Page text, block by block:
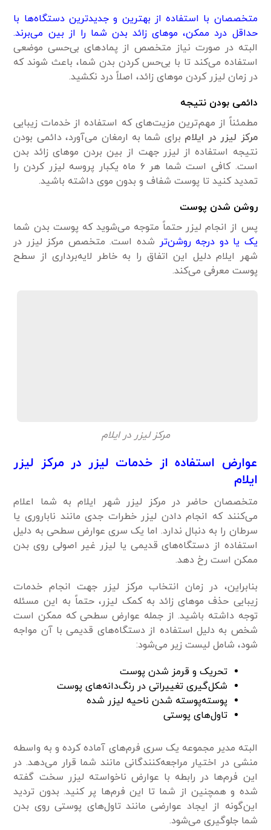
متخصصان با استفاده از بهترین و جدید‌ترین دستگاه‌ها با
حداقل درد ممکن، مو‌های زائد بدن شما را از بین می‌برند.
البته در صورت نیاز متخصص از پماد‌های بی‌حسی موضعی
استفاده می‌کند تا با بی‌حس کردن بدن شما، باعث شوند که
در زمان لیزر کردن مو‌های زائد، اصلاً درد نکشید.
دائمی بودن نتیجه
مطمئناً از مهم‌ترین مزیت‌های که استفاده از خدمات زیبایی
مرکز لیزر در ایلام برای شما به ارمغان می‌آورد، دائمی بودن
نتیجه استفاده از لیزر جهت از بین بردن مو‌های زائد بدن
است. کافی است شما هر ۶ ماه یکبار پروسه لیزر کردن را
تمدید کنید تا پوست شفاف و بدون موی داشته باشید.
روشن شدن پوست
پس از انجام لیزر حتماً متوجه می‌شوید که پوست بدن شما
یک یا دو درجه روشن‌تر شده است. متخصص مرکز لیزر در
شهر ایلام دلیل این اتفاق را به خاطر لایه‌برداری از سطح
پوست معرفی می‌کند.
مرکز لیزر در ایلام
عوارض استفاده از خدمات لیزر در مرکز لیزر
ایلام
متخصصان حاضر در مرکز لیزر شهر ایلام به شما اعلام
می‌کنند که انجام دادن لیزر خطرات جدی مانند ناباروری یا
سرطان را به دنبال ندارد. اما یک سری عوارض سطحی به دلیل
استفاده از دستگاه‌های قدیمی یا لیزر غیر اصولی روی بدن
ممکن است رخ دهد.
بنابراین، در زمان انتخاب مرکز لیزر جهت انجام خدمات
زیبایی حذف مو‌های زائد به کمک لیزر، حتماً به این مسئله
توجه داشته باشید. از جمله عوارض سطحی که ممکن است
شخص به دلیل استفاده از دستگاه‌های قدیمی با آن مواجه
شود، شامل لیست زیر می‌شود:
تحریک و قرمز شدن پوست
شکل‌گیری تغییراتی در رنگ‌دانه‌های پوست
پوسته‌پوسته شدن ناحیه لیزر شده
تاول‌های پوستی
البته مدیر مجموعه یک سری فرم‌های آماده کرده و به واسطه
منشی در اختیار مراجعه‌کنندگانی مانند شما قرار می‌دهد. در
این فرم‌ها در رابطه با عوارض ناخواسته لیزر سخت گفته
شده و همچنین از شما تا این فرم‌ها پر کنید. بدون تردید
این‌گونه از ایجاد عوارضی مانند تاول‌های پوستی روی بدن
شما جلوگیری می‌شود.